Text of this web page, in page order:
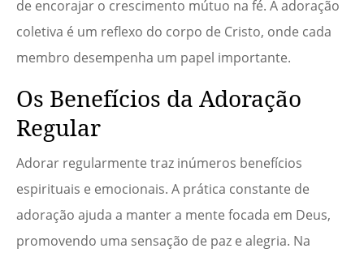
de encorajar o crescimento mútuo na fé. A adoração
coletiva é um reflexo do corpo de Cristo, onde cada
membro desempenha um papel importante.
Os Benefícios da Adoração
Regular
Adorar regularmente traz inúmeros benefícios
espirituais e emocionais. A prática constante de
adoração ajuda a manter a mente focada em Deus,
promovendo uma sensação de paz e alegria. Na